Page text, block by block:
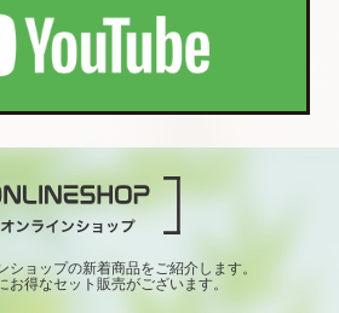
ショップの新着商品をご紹介します。
お得なセット販売がございます。